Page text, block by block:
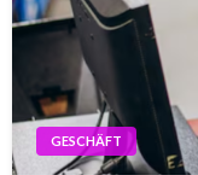
GESCHÄFT